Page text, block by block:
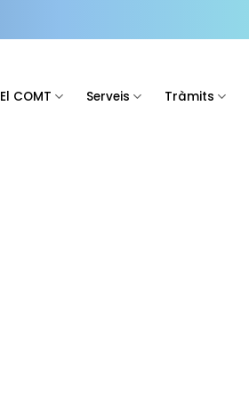
El COMT Serveis Tràmits